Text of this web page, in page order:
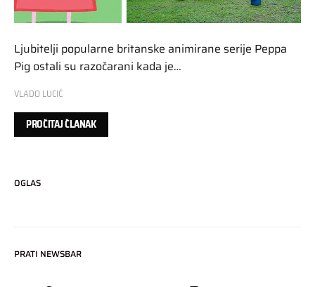
Ljubitelji popularne britanske animirane serije Peppa
Pig ostali su razočarani kada je…
VLADO LUCIĆ
PROČITAJ ČLANAK
OGLAS
PRATI NEWSBAR